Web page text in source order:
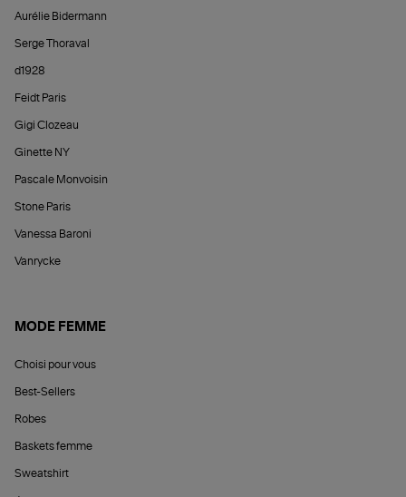
Aurélie Bidermann
Serge Thoraval
d1928
Feidt Paris
Gigi Clozeau
Ginette NY
Pascale Monvoisin
Stone Paris
Vanessa Baroni
Vanrycke
MODE FEMME
Choisi pour vous
Best-Sellers
Robes
Baskets femme
Sweatshirt